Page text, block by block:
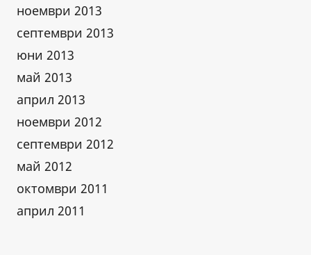
ноември 2013
септември 2013
юни 2013
май 2013
април 2013
ноември 2012
септември 2012
май 2012
октомври 2011
април 2011